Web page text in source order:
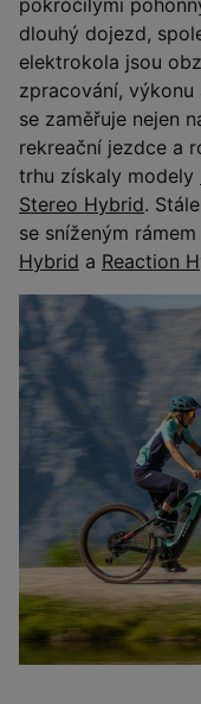
pokročilými
dlouhý dojezd,
elektrokola jsou
zpracování,
se zaměřuje nejen
rekreační jezdce a
trhu získaly modely
Stereo Hybrid.
se sníženým
Hybrid a Reaction